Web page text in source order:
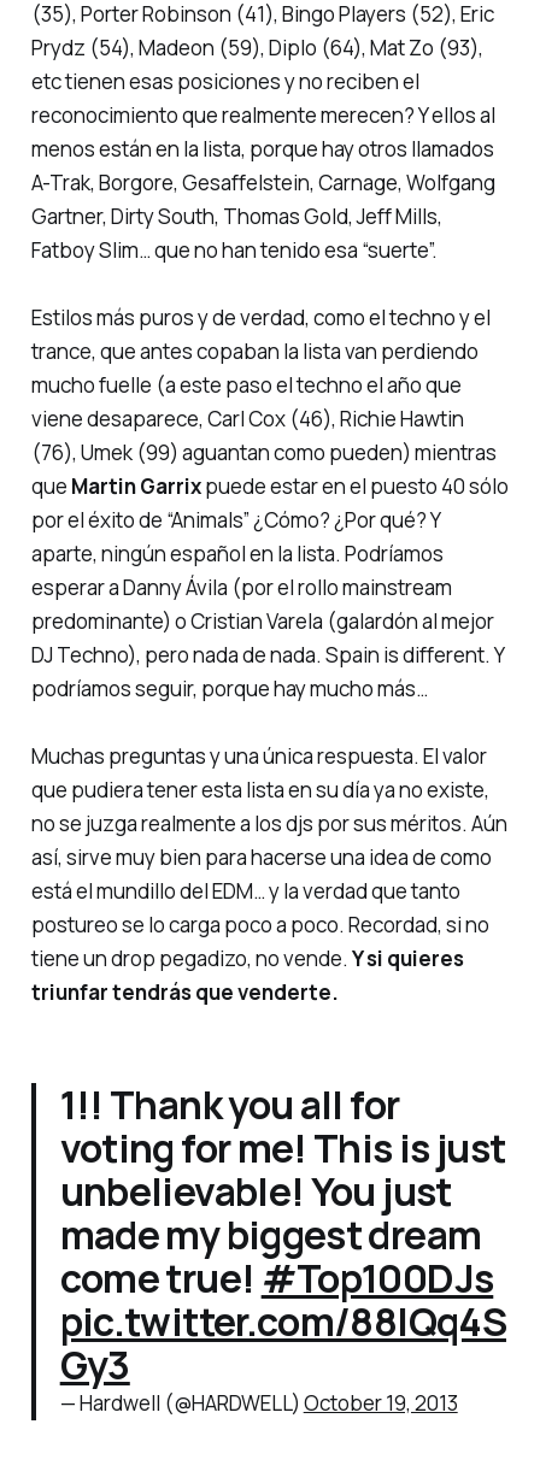
(35), Porter Robinson (41), Bingo Players (52), Eric
Prydz (54), Madeon (59), Diplo (64), Mat Zo (93),
etc tienen esas posiciones y no reciben el
reconocimiento que realmente merecen? Y ellos al
menos están en la lista, porque hay otros llamados
A-Trak, Borgore, Gesaffelstein, Carnage, Wolfgang
Gartner, Dirty South, Thomas Gold, Jeff Mills,
Fatboy Slim… que no han tenido esa “suerte”.
Estilos más puros y de verdad, como el techno y el
trance, que antes copaban la lista van perdiendo
mucho fuelle (a este paso el techno el año que
viene desaparece, Carl Cox (46), Richie Hawtin
(76), Umek (99) aguantan como pueden) mientras
que Martin Garrixpuede estar en el puesto 40 sólo
por el éxito de “Animals”¿Cómo? ¿Por qué? Y
aparte, ningún español en la lista. Podríamos
esperar a Danny Ávila (por el rollo mainstream
predominante) o Cristian Varela (galardón al mejor
DJ Techno), pero nada de nada. Spain is different. Y
podríamos seguir, porque hay mucho más…
Muchas preguntas y una única respuesta. El valor
que pudiera tener esta lista en su día ya no existe,
no se juzga realmente a los djs por sus méritos. Aún
así, sirve muy bien para hacerse una idea de como
está el mundillo del EDM… y la verdad que tanto
postureose lo carga poco a poco. Recordad, si no
tiene un drop pegadizo, no vende. Y si quieres
triunfar tendrás que venderte.
1!! Thank you all for
voting for me! This is just
unbelievable! You just
made my biggest dream
come true! #Top100DJs
pic.twitter.com/88IQq4S
Gy3
— Hardwell (@HARDWELL) October 19, 2013